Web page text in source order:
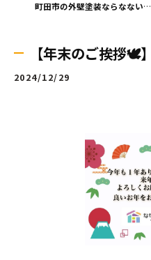
町田市の外壁塗装ならなないろ住工房株式会社
【年末のご挨拶🕊️】
2024/12/29